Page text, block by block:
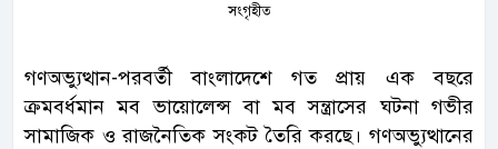
সংগৃহীত
গণঅভ্যুত্থান-পরবর্তী বাংলাদেশে গত প্রায় এক বছরে
ক্রমবর্ধমান মব ভায়োলেন্স বা মব সন্ত্রাসের ঘটনা গভীর
সামাজিক ও রাজনৈতিক সংকট তৈরি করছে। গণঅভ্যুত্থানের